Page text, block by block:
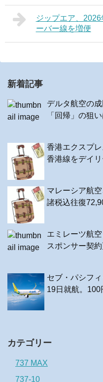
ジップエア、
ーバー線を増便
新着記事
デルタ航空の
「回帰」の狙い
香港エクスプ
香港線をデイ
マレーシア航
諸税込往復
エミレーツ航
スポンサー契
セブ・パシフ
19日就航。100
カテゴリー
737 MAX
737-10